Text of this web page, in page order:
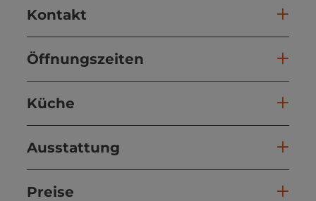
Kontakt
Öffnungszeiten
Küche
Ausstattung
Preise